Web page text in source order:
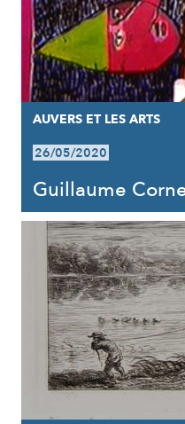
AUVERS ET LES ARTS
26/05/2020
Guillaume